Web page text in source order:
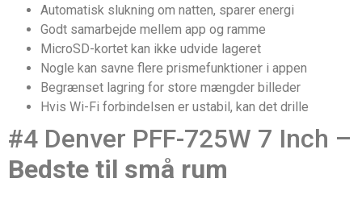
Automatisk slukning om natten, sparer energi
Godt samarbejde mellem app og ramme
MicroSD-kortet kan ikke udvide lageret
Nogle kan savne flere prismefunktioner i appen
Begrænset lagring for store mængder billeder
Hvis Wi-Fi forbindelsen er ustabil, kan det drille
#4 Denver PFF-725W 7 Inch –
Bedste til små rum